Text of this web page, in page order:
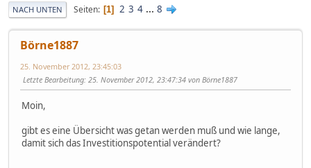
NACH UNTEN Seiten 1 2 3 4 ... 8
Börne1887
25. November 2012, 23:45:03
Letzte Bearbeitung: 25. November 2012, 23:47:34 von Börne1887
Moin,
gibt es eine Übersicht was getan werden muß und wie lange,
damit sich das Investitionspotential verändert?